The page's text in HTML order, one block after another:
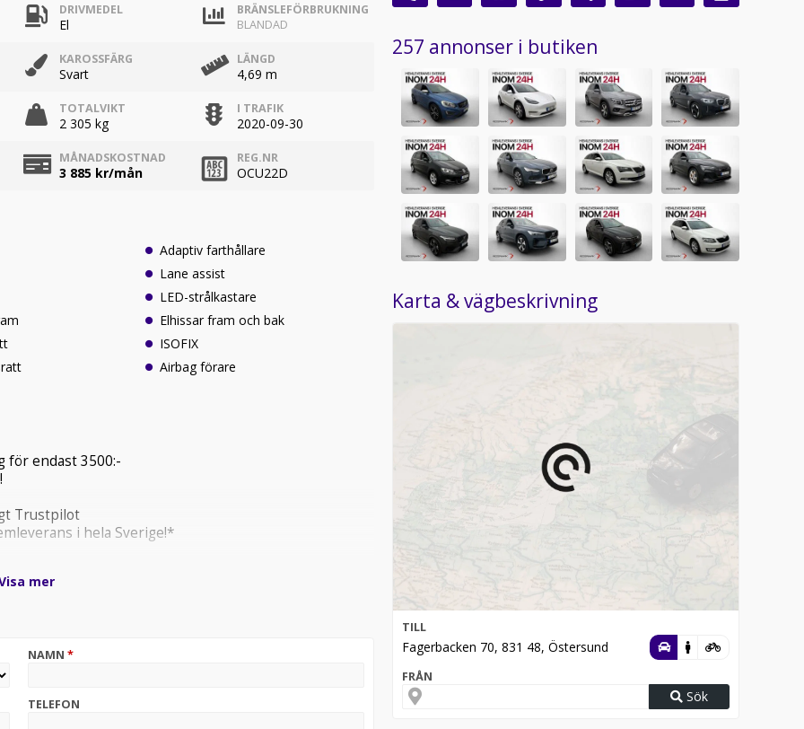
DRIVMEDEL
El
BRÄNSLEFÖRBRUKNING
BLANDAD
KAROSSFÄRG
Svart
LÄNGD
4,69 m
TOTALVIKT
2 305 kg
I TRAFIK
2020-09-30
MÅNADSKOSTNAD
3 885 kr/mån
REG.NR
OCU22D
Adaptiv farthållare
Lane assist
LED-strålkastare
Elhissar fram och bak
ISOFIX
Airbag förare
för endast 3500:-
Trustpilot
i hela Sverige!*
mer
NAMN *
TELEFON
257 annonser i butiken
Karta & vägbeskrivning
TILL
Fagerbacken 70, 831 48, Östersund
FRÅN
Sök